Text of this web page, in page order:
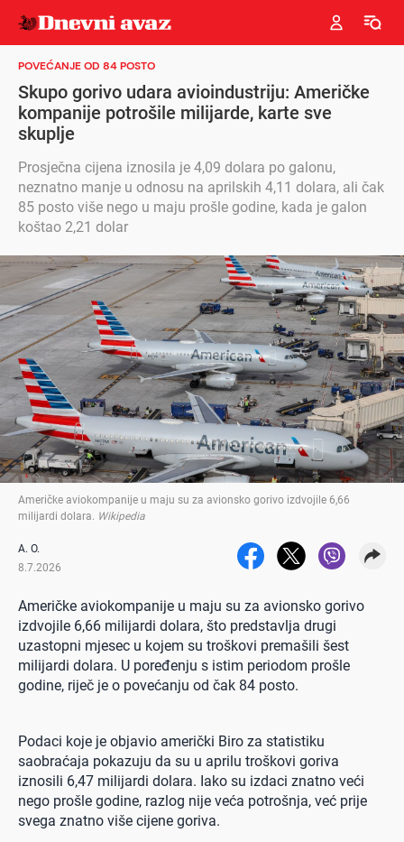
POVEĆANJE OD 84 POSTO
Skupo gorivo udara avioindustriju: Američke
kompanije potrošile milijarde, karte sve
skuplje
Prosječna cijena iznosila je 4,09 dolara po galonu,
neznatno manje u odnosu na aprilskih 4,11 dolara, ali čak
85 posto više nego u maju prošle godine, kada je galon
koštao 2,21 dolar
Američke aviokompanije u maju su za avionsko gorivo izdvojile 6,66
milijardi dolara
Wikipedia
A. O.
8.7.2026
Američke aviokompanije u maju su za avionsko gorivo
izdvojile 6,66 milijardi dolara, što predstavlja drugi
uzastopni mjesec u kojem su troškovi premašili šest
milijardi dolara. U poređenju s istim periodom prošle
godine, riječ je o povećanju od čak 84 posto.
Podaci koje je objavio američki Biro za statistiku
saobraćaja pokazuju da su u aprilu troškovi goriva
iznosili 6,47 milijardi dolara. Iako su izdaci znatno veći
nego prošle godine, razlog nije veća potrošnja, već prije
svega znatno više cijene goriva.